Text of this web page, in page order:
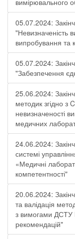
вимірювального
05.07.2024:
"Невизначеність
випробування та
05.07.2024:
"Забезпечення
25.06.2024:
методик згідно з
невизначеності
медичних
24.06.2024:
системі
«Медичні
компетентності"
20.06.2024:
та валідація
з вимогами ДСТУ
рекомендацій"